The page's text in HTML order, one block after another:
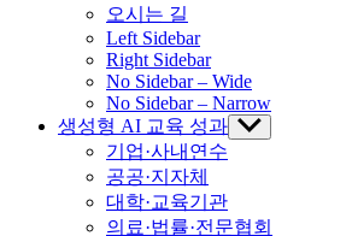
오시는 길
Left Sidebar
Right Sidebar
No Sidebar – Wide
No Sidebar – Narrow
생성형 AI 교육 성과 Show
sub
기업·사내연수
공공·지자체
대학·교육기관
의료·법률·전문협회